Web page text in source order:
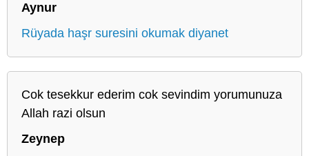
Aynur
Rüyada haşr suresini okumak diyanet
Cok tesekkur ederim cok sevindim yorumunuza
Allah razi olsun
Zeynep